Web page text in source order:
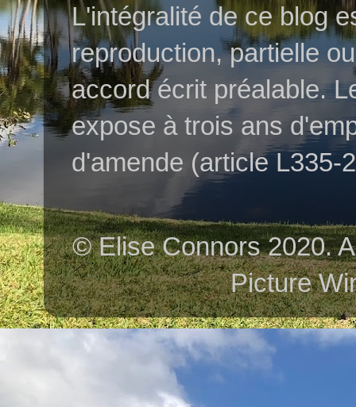
L'intégralité de ce blog
reproduction, partielle
accord écrit préalable.
expose à trois ans
d'amende (article L335-
© Elise Connors 2020.
Picture